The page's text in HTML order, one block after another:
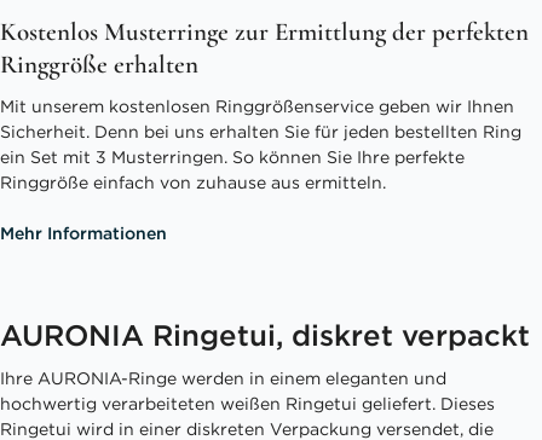
Kostenlos Musterringe zur Ermittlung der perfekten
Ringgröße erhalten
Mit unserem kostenlosen Ringgrößenservice geben wir Ihnen
Sicherheit. Denn bei uns erhalten Sie für jeden bestellten Ring
ein Set mit 3 Musterringen. So können Sie Ihre perfekte
Ringgröße einfach von zuhause aus ermitteln.
Mehr Informationen
AURONIA Ringetui, diskret verpackt
Ihre AURONIA-Ringe werden in einem eleganten und
hochwertig verarbeiteten weißen Ringetui geliefert. Dieses
Ringetui wird in einer diskreten Verpackung versendet, die